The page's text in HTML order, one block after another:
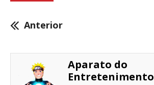
Anterior
Aparato do
Entretenimento